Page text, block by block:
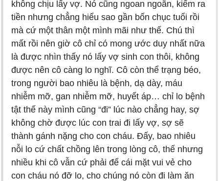
không chịu lấy vợ. Nó cũng ngoan ngoãn, kiếm ra
tiền nhưng chẳng hiểu sao gần bốn chục tuổi rồi
mà cứ một thân một mình mãi như thế. Chú thì
mất rồi nên giờ cô chỉ có mong ước duy nhất nữa
là được nhìn thấy nó lấy vợ sinh con thôi, không
được nên cô càng lo nghĩ. Cô còn thể trạng béo,
trong người bao nhiêu là bệnh, dạ dày, máu
nhiễm mỡ, gan nhiễm mỡ, huyết áp… chỉ lo bệnh
tật thế này mình cũng “đi” lúc nào chẳng hay, sợ
không chờ được lúc con trai đi lấy vợ, sợ sẽ
thành gánh nặng cho con cháu. Đấy, bao nhiêu
nỗi lo cứ chất chồng lên trong lòng cô, thế nhưng
nhiều khi cô vẫn cứ phải để cái mặt vui vẻ cho
con cháu nó đỡ lo, cho chúng nó còn đi làm ăn